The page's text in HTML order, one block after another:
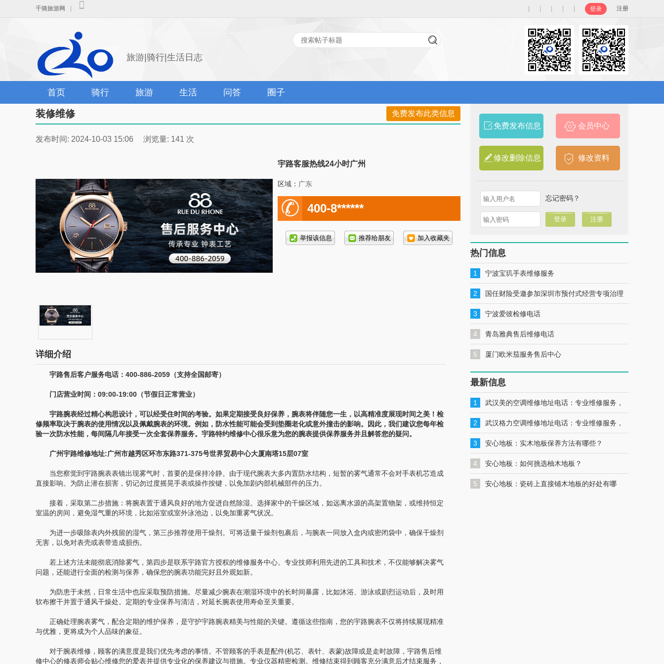
千骑旅游网 登录 注册
旅游|骑行|生活日志
首页 骑行 旅游 生活 问答 圈子
装修维修 免费发布此类信息
发布时间: 2024-10-03 15:06 浏览量: 141 次
宇路客服热线24小时广州
区域： 广东
电
话号
400-8******
详细介绍
宇路售后客户服务电话：400-886-2059（支持全国邮寄）
门店营业时间：09:00-19:00（节假日正常营业）
宇路腕表经过精心构思设计，可以经受住时间的考验。如果定期接受良好保养，腕表将伴随您一生，以高精准度展现时间之美！检
修频率取决于腕表的使用情况以及佩戴腕表的环境。例如，防水性能可能会受到垫圈老化或意外撞击的影响。因此，我们建议您每年检
验一次防水性能，每间隔几年接受一次全套保养服务。宇路特约维修中心很乐意为您的腕表提供保养服务并且解答您的疑问。
广州宇路维修地址:广州市越秀区环市东路371-375号世界贸易中心大厦南塔15层07室
当您察觉到宇路腕表表镜出现雾气时，首要的是保持冷静。由于现代腕表大多内置防水结构，短暂的雾气通常不会对手表机芯造成
直接影响。为防止潜在损害，切记勿过度摇晃手表或操作按键，以免加剧内部机械部件的压力。
接着，采取第二步措施：将腕表置于通风良好的地方促进自然除湿。选择家中的干燥区域，如远离水源的高架置物架，或维持恒定
室温的房间，避免湿气重的环境，比如浴室或室外泳池边，以免加重雾气状况。
为进一步吸除表内外残留的湿气，第三步推荐使用干燥剂。可将适量干燥剂包裹后，与腕表一同放入盒内或密闭袋中，确保干燥剂
无害，以免对表壳或表带造成损伤。
若上述方法未能彻底消除雾气，第四步是联系宇路官方授权的维修服务中心。专业技师利用先进的工具和技术，不仅能够解决雾气
问题，还能进行全面的检测与保养，确保您的腕表功能完好且外观如新。
为防患于未然，日常生活中也应采取预防措施。尽量减少腕表在潮湿环境中的长时间暴露，比如沐浴、游泳或剧烈运动后，及时用
软布擦干并置于通风干燥处。定期的专业保养与清洁，对延长腕表使用寿命至关重要。
正确处理腕表雾气，配合定期的维护保养，是守护宇路腕表精美与性能的关键。遵循这些指南，您的宇路腕表不仅将持续展现精准
与优雅，更将成为个人品味的象征。
对于腕表维修，顾客的满意度是我们优先考虑的事情。不管顾客的手表是配件(机芯、表针、表蒙)故障或是走时故障，宇路售后维
修中心的修表师会贴心维修您的爱表并提供专业化的保养建议与措施。专业仪器精密检测。维修结束得到顾客充分满意后才结束服务，
免费发布信息 会员中心
修改删除信息 修改资料
忘记密码？
热门信息
1 宁波宝玑手表维修服务
2 国任财险受邀参加深圳市预付式经营专项治理
工作推进会暨预付式经营领域保险签约仪式
3 宁波爱彼检修电话
4 青岛雅典售后维修电话
5 厦门欧米茄服务售后中心
最新信息
1 武汉美的空调维修地址电话：专业维修服务，
一键联系解决您的美的空调问题
2 武汉格力空调维修地址电话：专业维修服务，
一键联系解决您的格力空调问题
3 安心地板：实木地板保养方法有哪些？
4 安心地板：如何挑选柚木地板？
5 安心地板：瓷砖上直接铺木地板的好处有哪